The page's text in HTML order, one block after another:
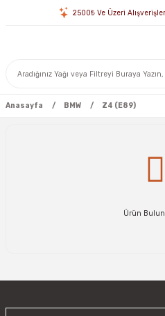
2500₺ Ve Üzeri
Anasayfa BMW Z4 (E89)
Ürün